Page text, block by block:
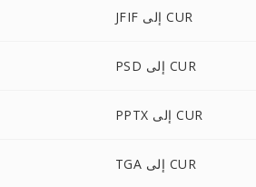
JFIF إلى CUR
PSD إلى CUR
PPTX إلى CUR
TGA إلى CUR